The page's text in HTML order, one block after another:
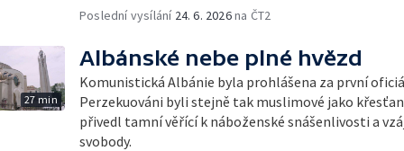
Poslední vysílání 24. 6. 2026na ČT2
27 min
Albánské nebe plné hvězd
Komunistická Albánie byla prohlášena za první
Perzekuováni byli stejně tak muslimové jako
přivedl tamní věřící k náboženské snášenlivosti a
svobody.